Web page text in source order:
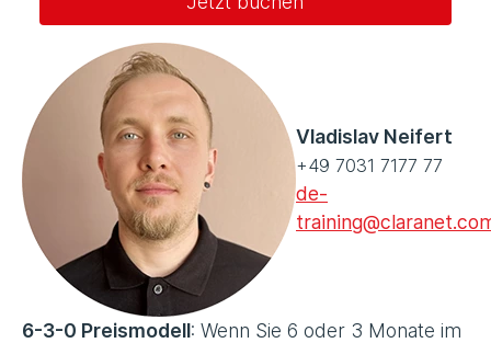
Vladislav Neifert
+49 7031 7177 77
de-
6-3-0 Preismodell: Wenn Sie 6 oder 3 Monate im